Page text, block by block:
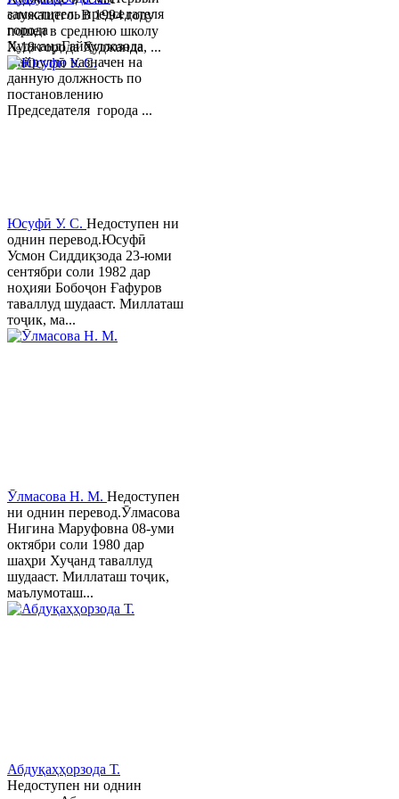
заместитель председателя
города
ХуджандГайбуллозода
Хайрулло назначен на
данную должность по
постановлению
Председателя города ...
служащего. В 1994 году
пошел в среднюю школу
№18 города Худжанда, ...
Юсуфӣ У. C. Недоступен ни
однин перевод.Юсуфӣ
Усмон Сиддиқзода 23-юми
сентябри соли 1982 дар
ноҳияи Бобоҷон Ғафуров
таваллуд шудааст. Миллаташ
тоҷик, ма...
Ӯлмасова Н. М. Недоступен
ни однин перевод.Ӯлмасова
Нигина Маруфовна 08-уми
октябри соли 1980 дар
шаҳри Хуҷанд таваллуд
шудааст. Миллаташ тоҷик,
маълумоташ...
Абдуқаҳҳорзода Т.
Недоступен ни однин